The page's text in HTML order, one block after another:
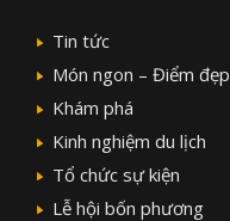
Tin tức
Món ngon – Điểm đẹp
Khám phá
Kinh nghiệm du lịch
Tổ chức sự kiện
Lễ hội bốn phương